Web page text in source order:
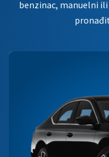
benzinac, manuelni